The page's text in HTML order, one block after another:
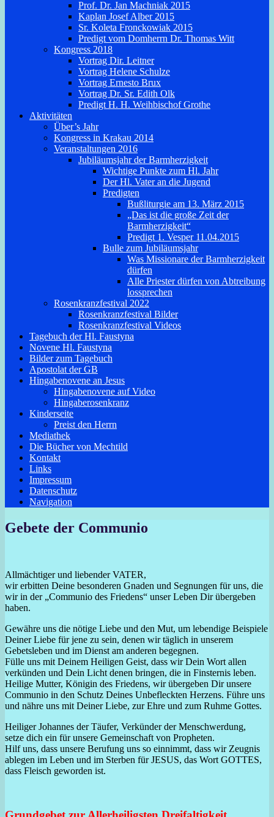
Prof. Dr. Jan Machniak 2015
Kaplan Josef Alber 2015
Sr. Koleta Fronckowiak 2015
Predigt vom Domherrn Dr. Thomas Witt
Kongress 2018
Vortrag Dir. Leitner
Vortrag Helene Schulze
Vortrag Ernesto Brux
Vortrag Dr. Sr. Edith Olk
Predigt H. H. Weihbischof Grothe
Aktivitäten
Über’s Jahr
Kongress in Krakau 2014
Veranstaltungen 2016
Jubiläumsjahr der Barmherzigkeit
Wichtige Punkte zum Hl. Jahr
Der Hl. Vater an die Jugend
Predigten
Bußliturgie am 13. März 2015
„Das ist die große Zeit der
Barmherzigkeit“
Predigt 1. Vesper 11.04.2015
Bulle zum Jubiläumsjahr
Was Missionare der Barmherzigkeit
dürfen
Alle Priester dürfen von Abtreibung
lossprechen
Rosenkranzfestival 2022
Rosenkranzfestival Bilder
Rosenkranzfestival Videos
Tagebuch der Hl. Faustyna
Novene Hl. Faustyna
Bilder zum Tagebuch
Apostolat der GB
Hingabenovene an Jesus
Hingabenovene auf Video
Hingaberosenkranz
Kinderseite
Preist den Herrn
Mediathek
Die Bücher von Mechtild
Kontakt
Links
Impressum
Datenschutz
Navigation
Gebete der Communio
Allmächtiger und liebender VATER,
wir erbitten Deine besonderen Gnaden und Segnungen für uns, die
wir in der „Communio des Friedens“ unser Leben Dir übergeben
haben.
Gewähre uns die nötige Liebe und den Mut, um lebendige Beispiele
Deiner Liebe für jene zu sein, denen wir täglich in unserem
Gebetsleben und im Dienst am anderen begegnen.
Fülle uns mit Deinem Heiligen Geist, dass wir Dein Wort allen
verkünden und Dein Licht denen bringen, die in Finsternis leben.
Heilige Mutter, Königin des Friedens, wir übergeben Dir unsere
Communio in den Schutz Deines Unbefleckten Herzens. Führe uns
und nähre uns mit Deiner Liebe, zur Ehre und zum Ruhme Gottes.
Heiliger Johannes der Täufer, Verkünder der Menschwerdung,
setze dich ein für unsere Gemeinschaft von Propheten.
Hilf uns, dass unsere Berufung uns so einnimmt, dass wir Zeugnis
ablegen im Leben und im Sterben für JESUS, das Wort GOTTES,
dass Fleisch geworden ist.